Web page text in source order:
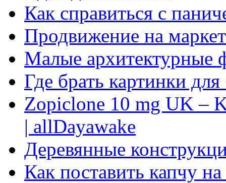
Как справиться с
Продвижение на
Малые архитектурные
Где брать картинки
Zopiclone 10 mg UK –
| allDayawake
Деревянные
Как поставить капчу